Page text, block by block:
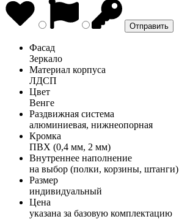
Фасад
Зеркало
Материал корпуса
ЛДСП
Цвет
Венге
Раздвижная система
алюминиевая, нижнеопорная
Кромка
ПВХ (0,4 мм, 2 мм)
Внутреннее наполнение
на выбор (полки, корзины, штанги)
Размер
индивидуальный
Цена
указана за базовую комплектацию